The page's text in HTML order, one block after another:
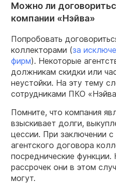
Можно ли
компании «Нэйва»
Попробовать
коллекторами (за
фирм). Некоторые
должникам скидки или
неустойки. На эту тему
сотрудниками ПКО
Помните, что компания
взыскивает долги,
цессии. При заключении
агентского договора
посреднические функции.
рассрочек они в этом
могут.